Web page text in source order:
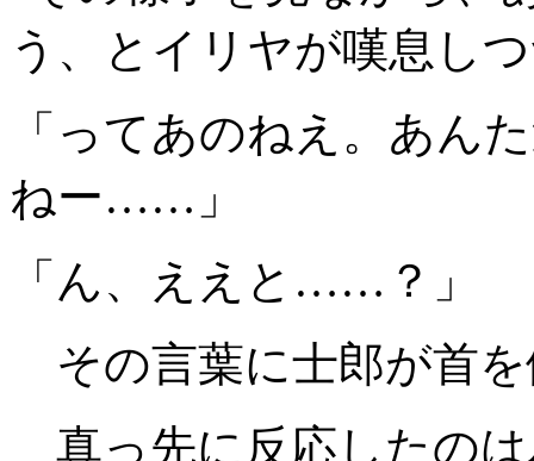
う、とイリヤが嘆息し
「ってあのねえ。あん
ねー……」
「ん、ええと……？」
その言葉に士郎が首
真っ先に反応したの